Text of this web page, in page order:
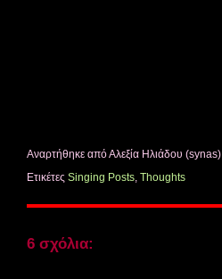
Αναρτήθηκε από Αλεξία Ηλιάδου (synas)
Ετικέτες Singing Posts, Thoughts
6 σχόλια: